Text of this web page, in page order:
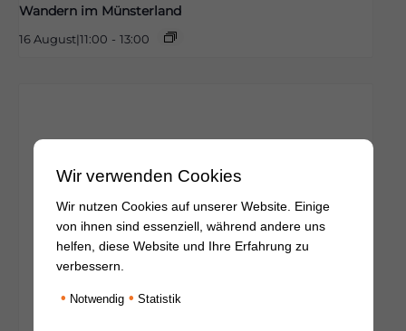
Wandern im Münsterland
16 August|11:00 - 13:00
Wir verwenden Cookies
Wir nutzen Cookies auf unserer Website. Einige
von ihnen sind essenziell, während andere uns
helfen, diese Website und Ihre Erfahrung zu
verbessern.
• Notwendig • Statistik